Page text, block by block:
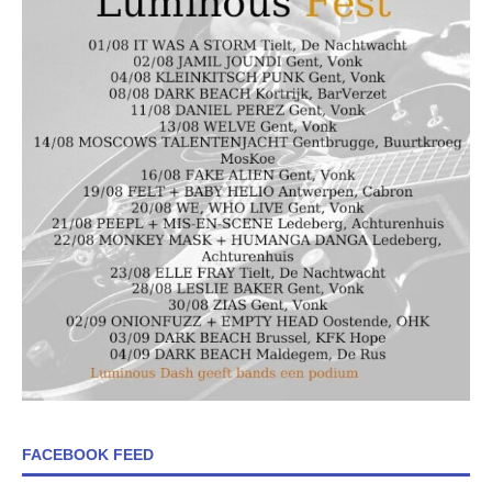
FACEBOOK FEED